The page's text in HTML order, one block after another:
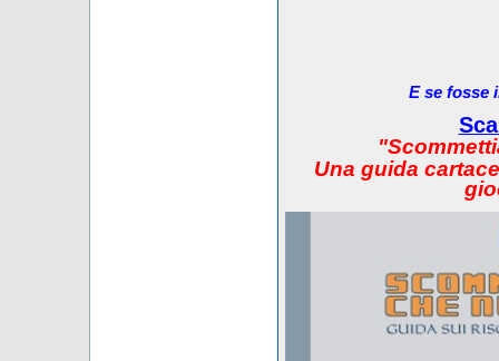
E se fosse
Una guida